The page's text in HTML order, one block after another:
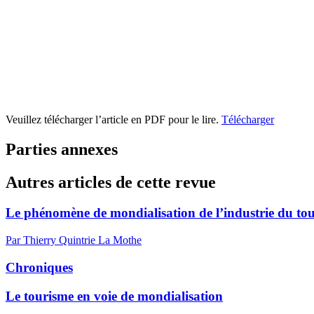
Veuillez télécharger l’article en PDF pour le lire. Télécharger
Parties annexes
Autres articles de cette revue
Le phénomène de mondialisation de l’industrie du
Par Thierry Quintrie La Mothe
Chroniques
Le tourisme en voie de mondialisation